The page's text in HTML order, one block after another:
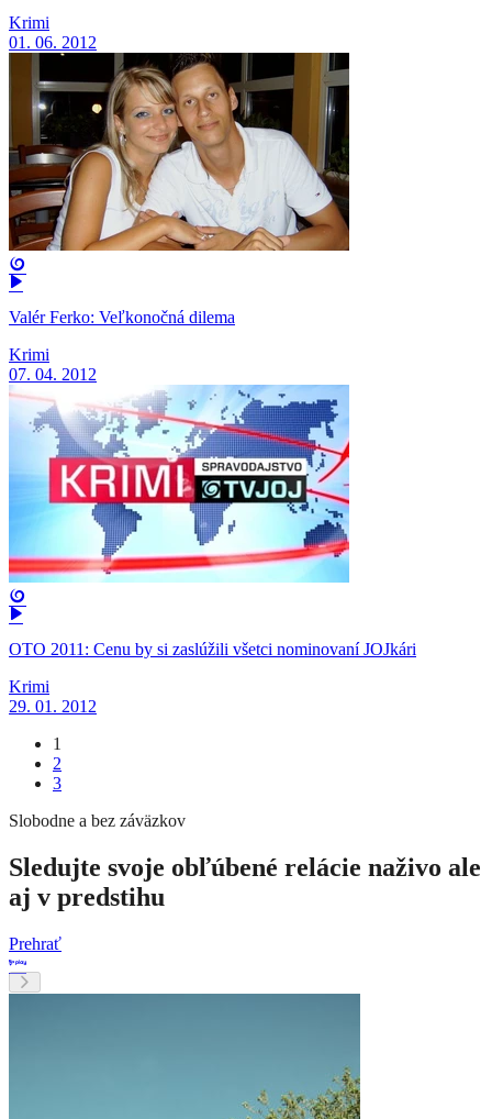
Krimi
01. 06. 2012
Valér Ferko: Veľkonočná dilema
Krimi
07. 04. 2012
OTO 2011: Cenu by si zaslúžili všetci nominovaní JOJkári
Krimi
29. 01. 2012
1
2
3
Slobodne a bez záväzkov
Sledujte svoje obľúbené relácie naživo ale
aj v predstihu
Prehrať